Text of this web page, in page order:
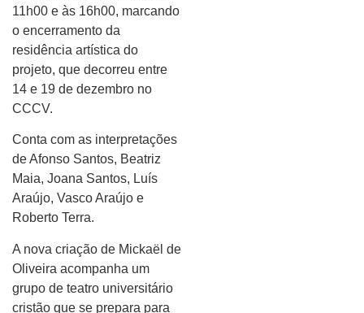
11h00 e às 16h00, marcando
o encerramento da
residência artística do
projeto, que decorreu entre
14 e 19 de dezembro no
CCCV.
Conta com as interpretações
de Afonso Santos, Beatriz
Maia, Joana Santos, Luís
Araújo, Vasco Araújo e
Roberto Terra.
A nova criação de Mickaël de
Oliveira acompanha um
grupo de teatro universitário
cristão que se prepara para